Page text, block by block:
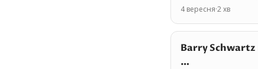
4 вересня·2хв
Barry Schwartz
…